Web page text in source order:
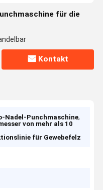
für die
Kontakt
Nadel-Punchmaschine,
von mehr als 10
für Gewebefelz